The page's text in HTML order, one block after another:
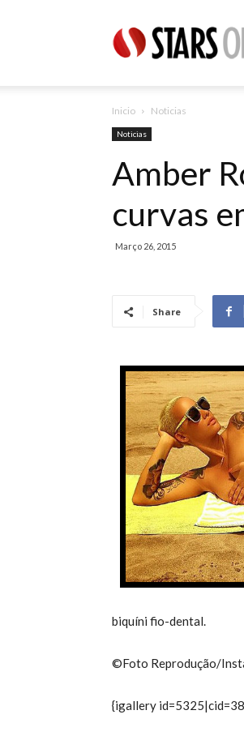
Online
Inicio Noticias
Noticias
Amber
curvas
Março 26, 2015
Share
biquíni fio-dental.
©Foto Reprodução/
{igallery